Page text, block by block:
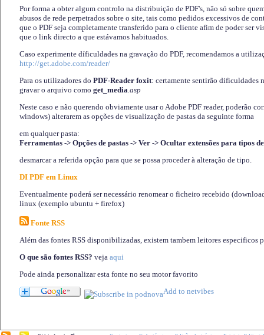
Por forma a obter algum controlo na distribuição de PDF's, não só sobre
abusos de rede perpetrados sobre o site, tais como pedidos excessivos de
que o PDF seja completamente transferido para o cliente afim de poder ser
que o link directo a que estávamos habituados.
Caso experimente díficuldades na gravação do PDF, recomendamos a
http://get.adobe.com/reader/
Para os utilizadores do PDF-Reader foxit: certamente sentirão dificuldades
gravar o arquivo como get_media.asp
Neste caso e não querendo obviamente usar o Adobe PDF reader, poderão
windows) alterarem as opções de visualização de pastas da seguinte forma
em qualquer pasta:
Ferramentas -> Opções de pastas -> Ver -> Ocultar extensões para tipos
desmarcar a referida opção para que se possa proceder à alteração de tipo.
DI PDF em Linux
Eventualmente poderá ser necessário renomear o ficheiro recebido
linux (exemplo ubuntu + firefox)
Fonte RSS
Além das fontes RSS disponibilizadas, existem tambem leitores especificos
O que são fontes RSS? veja aqui
Pode ainda personalizar esta fonte no seu motor favorito